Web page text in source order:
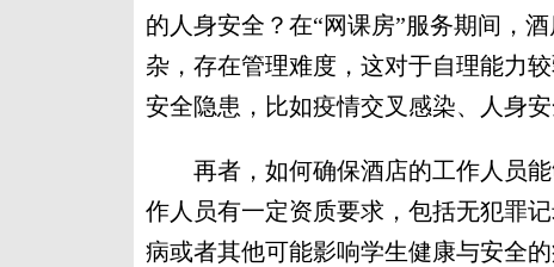
的人身安全？在“网课房”服务期间，
杂，存在管理难度，这对于自理能力
安全隐患，比如疫情交叉感染、人身安
再者，如何确保酒店的工作人员能
作人员有一定资质要求，包括无犯罪
病或者其他可能影响学生健康与安全